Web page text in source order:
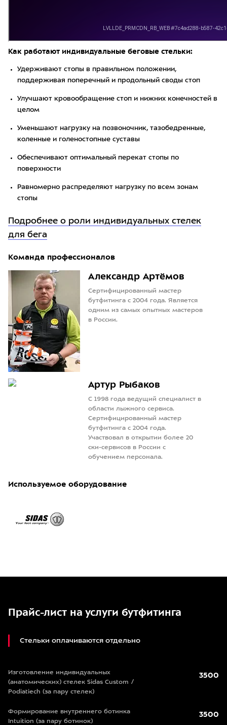
Как работают индивидуальные беговые стельки:
Удерживают стопы в правильном положении,
поддерживая поперечный и продольный своды стоп
Улучшают кровообращение стоп и нижних конечностей в
целом
Уменьшают нагрузку на позвоночник, тазобедренные,
коленные и голеностопные суставы
Обеспечивают оптимальный перекат стопы по
поверхности
Равномерно распределяют нагрузку по всем зонам
стопы
Подробнее о роли индивидуальных стелек
для бега
Команда профессионалов
Александр Артёмов
Cертифицированный мастер
бутфитинга с 2004 года. Является
одним из самых опытных мастеров
в России.
Артур Рыбаков
С 1998 года ведущий специалист в
области лыжного сервиса.
Сертифицированный мастер
бутфитинга с 2004 года.
Участвовал в открытии более 20
ски-сервисов в России с
обучением персонала.
Используемое оборудование
Прайс-лист на услуги бутфитинга
Стельки оплачиваются отдельно
Изготовление индивидуальных
(анатомических) стелек Sidas Custom /
Podiatiech (за пару стелек)
3500
Формирование внутреннего ботинка
Intuition (за пару ботинок)
3500